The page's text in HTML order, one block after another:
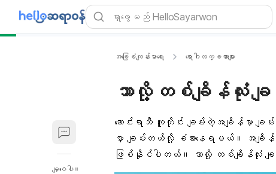
မျှဝေပါ။
အခြေခံကျန်းမာရေး ရောဂါလက္ခဏာများ
ဘာလို့ တစ်ချိန်လုံး ခ
ဆောင်းရာသီလူတိုင်း ချမ်းတဲ့အချိန်မှာ ခ
မှာ ချမ်းတယ်လို့ ခံစားနေရမယ်။ အချိ
ဖြစ်နိုင်ပါတယ်။ ဘာလို့ တစ်ချိန်လုံး ချ